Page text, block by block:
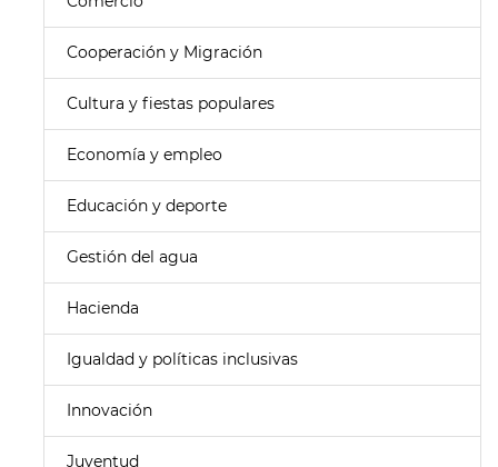
Cooperación y Migración
Cultura y fiestas populares
Economía y empleo
Educación y deporte
Gestión del agua
Hacienda
Igualdad y políticas inclusivas
Innovación
Juventud